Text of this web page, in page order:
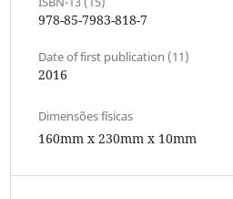
978-85-7983-818-7
Date of first publication (11)
2016
Dimensões físicas
160mm x 230mm x 10mm